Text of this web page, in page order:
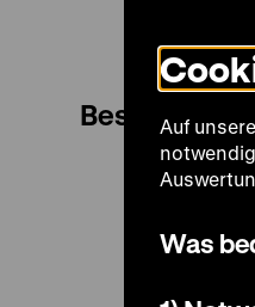
Besuch
Auf
Was